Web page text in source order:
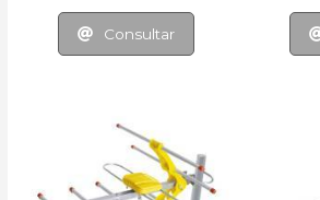
Consultar